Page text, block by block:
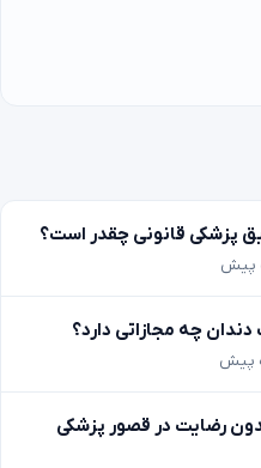
پزشکی قانونی چقدر است؟
چه مجازاتی دارد؟
رضایت در قصور پزشکی